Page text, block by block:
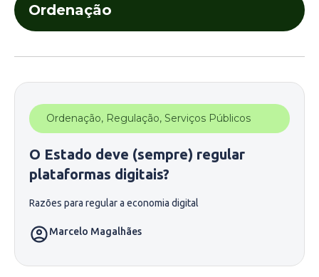
Ordenação
Ordenação, Regulação, Serviços Públicos
O Estado deve (sempre) regular
plataformas digitais?
Razões para regular a economia digital
Marcelo Magalhães